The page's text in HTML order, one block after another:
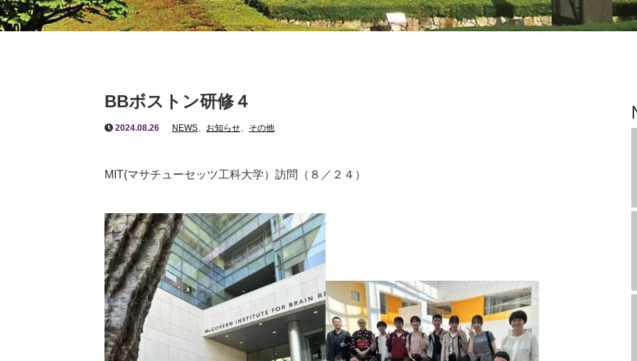
BBボストン研修４
2024.08.26 NEWS、 お知らせ、 その他
MIT(マサチューセッツ工科大学）訪問（８／２４）